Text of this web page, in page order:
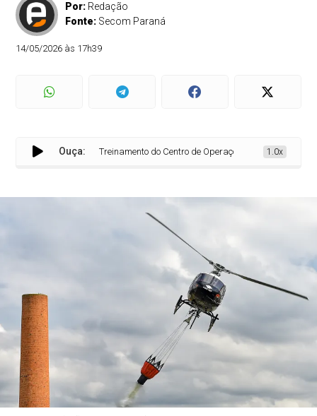
Por: Redação
Fonte: Secom Paraná
14/05/2026 às 17h39
Ouça:Treinamento do Centro de Operações Aéreas do IAT
1.0x